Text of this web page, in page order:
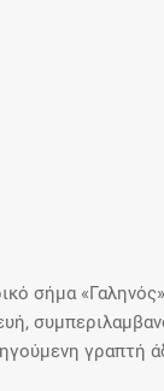
σήμα
γραπτή